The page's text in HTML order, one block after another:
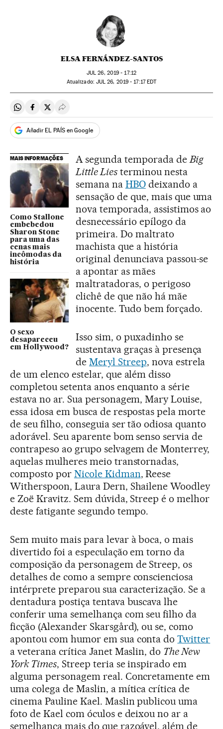
ELSA FERNÁNDEZ-SANTOS
JUL 26, 2019 - 17:12
atualizado: JUL 26, 2019 - 17:17EDT
Compartir en Whatsapp
Compartir en Facebook
Compartir en Twitter
Desplegar Redes Sociales
Añadir EL PAÍS en Google
MAIS INFORMAÇÕES
Como Stallone
embebedou
Sharon Stone
para uma das
cenas mais
incômodas da
história
O sexo
desapareceu
em Hollywood?
A segunda temporada deBig
Little Liesterminou nesta
semana na HBOdeixando a
sensação de que, mais que uma
nova temporada, assistimos ao
desnecessário epílogo da
primeira. Do maltrato
machista que a história
original denunciava passou-se
a apontar as mães
maltratadoras, o perigoso
clichê de que não há mãe
inocente. Tudo bem forçado.
Isso sim, o puxadinho se
sustentava graças à presença
de Meryl Streep, nova estrela
de um elenco estelar, que além disso
completou setenta anos enquanto a série
estava no ar. Sua personagem, Mary Louise,
essa idosa em busca de respostas pela morte
de seu filho, conseguia ser tão odiosa quanto
adorável. Seu aparente bom senso servia de
contrapeso ao grupo selvagem de Monterrey,
aquelas mulheres meio transtornadas,
composto por Nicole Kidman, Reese
Witherspoon, Laura Dern, Shailene Woodley
e Zoë Kravitz. Sem dúvida, Streep é o melhor
deste fatigante segundo tempo.
Sem muito mais para levar à boca, o mais
divertido foi a especulação em torno da
composição da personagem de Streep, os
detalhes de como a sempre conscienciosa
intérprete preparou sua caracterização. Se a
dentadura postiça tentava buscava lhe
conferir uma semelhança com seu filho da
ficção (Alexander Skarsgård), ou se, como
apontou com humor em sua conta doTwitter
a veterana crítica Janet Maslin, do The New
York Times, Streep teria se inspirado em
alguma personagem real. Concretamente em
uma colega de Maslin, a mítica crítica de
cinema Pauline Kael. Maslin publicou uma
foto de Kael com óculos e deixou no ar a
semelhança mais do que razoável, além de